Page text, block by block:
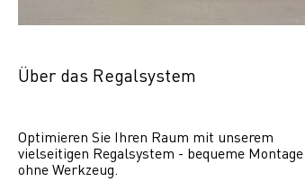
Über das Regalsystem
Optimieren Sie Ihren Raum mit unserem
vielseitigen Regalsystem - bequeme Montage
ohne Werkzeug.